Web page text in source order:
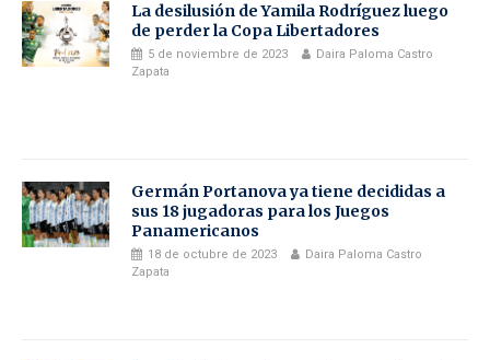
La desilusión de Yamila Rodríguez luego
de perder la Copa Libertadores
5 de noviembre de 2023
Daira Paloma Castro
Zapata
Germán Portanova ya tiene decididas a
sus 18 jugadoras para los Juegos
Panamericanos
18 de octubre de 2023
Daira Paloma Castro
Zapata